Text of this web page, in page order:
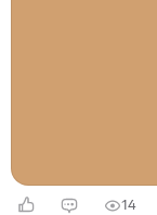
14